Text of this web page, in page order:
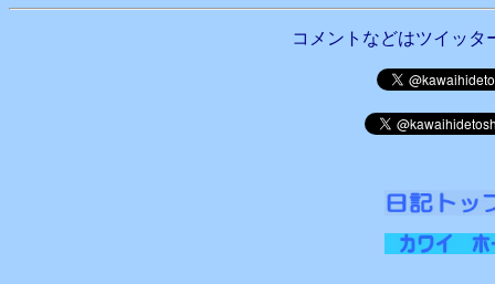
コメントなどはツイッタ